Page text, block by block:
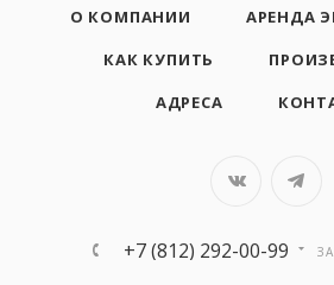
О КОМПАНИИ
АРЕНДА
КАК КУПИТЬ
АДРЕСА
+7 (812) 292-00-99